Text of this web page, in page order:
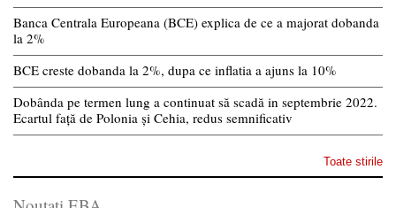
Banca Centrala Europeana (BCE) explica de ce a majorat dobanda
la 2%
BCE creste dobanda la 2%, dupa ce inflatia a ajuns la 10%
Dobânda pe termen lung a continuat să scadă in septembrie 2022.
Ecartul față de Polonia și Cehia, redus semnificativ
Toate stirile